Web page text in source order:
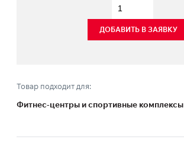
ДОБАВИТЬ В ЗАЯВКУ
Товар подходит для:
Фитнес-центры и спортивные комплексы